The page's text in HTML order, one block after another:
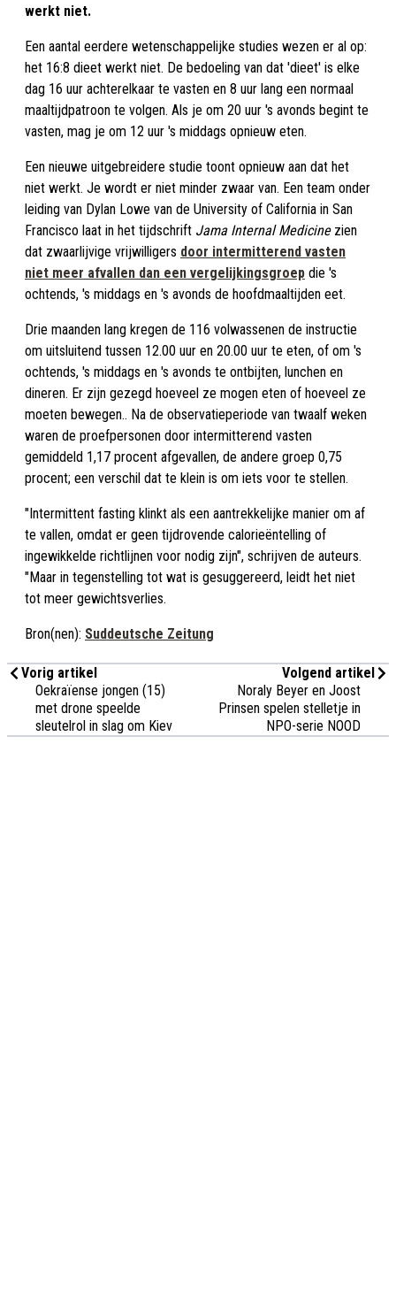
werkt niet.
Een aantal eerdere wetenschappelijke studies wezen er al op:
het 16:8 dieet werkt niet. De bedoeling van dat 'dieet' is elke
dag 16 uur achterelkaar te vasten en 8 uur lang een normaal
maaltijdpatroon te volgen. Als je om 20 uur 's avonds begint te
vasten, mag je om 12 uur 's middags opnieuw eten.
Een nieuwe uitgebreidere studie toont opnieuw aan dat het
niet werkt. Je wordt er niet minder zwaar van. Een team onder
leiding van Dylan Lowe van de University of California in San
Francisco laat in het tijdschrift Jama Internal Medicinezien
dat zwaarlijvige vrijwilligers door intermitterend vasten
niet meer afvallen dan een vergelijkingsgroep die 's
ochtends, 's middags en 's avonds de hoofdmaaltijden eet.
Drie maanden lang kregen de 116 volwassenen de instructie
om uitsluitend tussen 12.00 uur en 20.00 uur te eten, of om 's
ochtends, 's middags en 's avonds te ontbijten, lunchen en
dineren. Er zijn gezegd hoeveel ze mogen eten of hoeveel ze
moeten bewegen.. Na de observatieperiode van twaalf weken
waren de proefpersonen door intermitterend vasten
gemiddeld 1,17 procent afgevallen, de andere groep 0,75
procent; een verschil dat te klein is om iets voor te stellen.
"Intermittent fasting klinkt als een aantrekkelijke manier om af
te vallen, omdat er geen tijdrovende calorieëntelling of
ingewikkelde richtlijnen voor nodig zijn", schrijven de auteurs.
"Maar in tegenstelling tot wat is gesuggereerd, leidt het niet
tot meer gewichtsverlies.
Bron(nen): Suddeutsche Zeitung
Vorig artikel
Oekraïense jongen (15)
met drone speelde
sleutelrol in slag om Kiev
Volgend artikel
Noraly Beyer en Joost
Prinsen spelen stelletje in
NPO-serie NOOD